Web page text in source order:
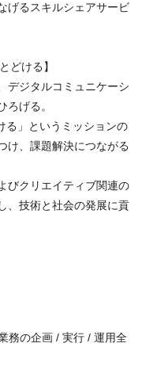
げるスキルシェアサービ
どける】
デジタルコミュニケーシ
ろげる。
る」というミッションの
け、課題解決につながる
びクリエイティブ関連の
、技術と社会の発展に貢
務の企画 / 実行 / 運用全